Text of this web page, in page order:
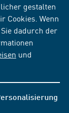
gestalten
Cookies. Wenn
dadurch der
und